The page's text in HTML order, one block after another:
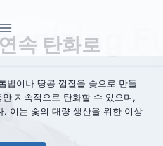
속 탄화로
밥이나 땅콩 껍질을 숯으로 만들
지속적으로 탄화할 수 있으며,
. 이는 숯의 대량 생산을 위한 이상